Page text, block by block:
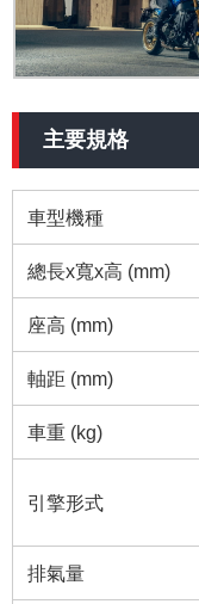
主要規格
車型機種
總長x寬x高 (mm)
座高 (mm)
軸距 (mm)
車重 (kg)
引擎形式
排氣量